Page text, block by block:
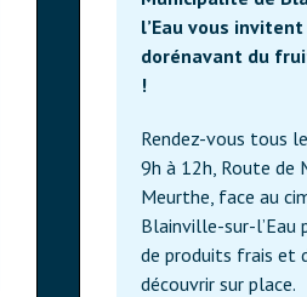
l’Eau vous
dorénavant du
!
Rendez-vous tous
9h à 12h, Route de
Meurthe, face au
Blainville-sur-l’Eau
de produits frais et
découvrir sur place.